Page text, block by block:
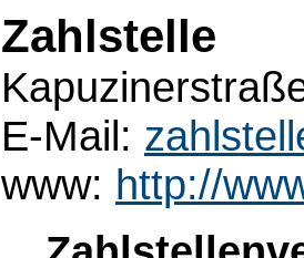
Zahlstelle
E-Mail:
www: http://